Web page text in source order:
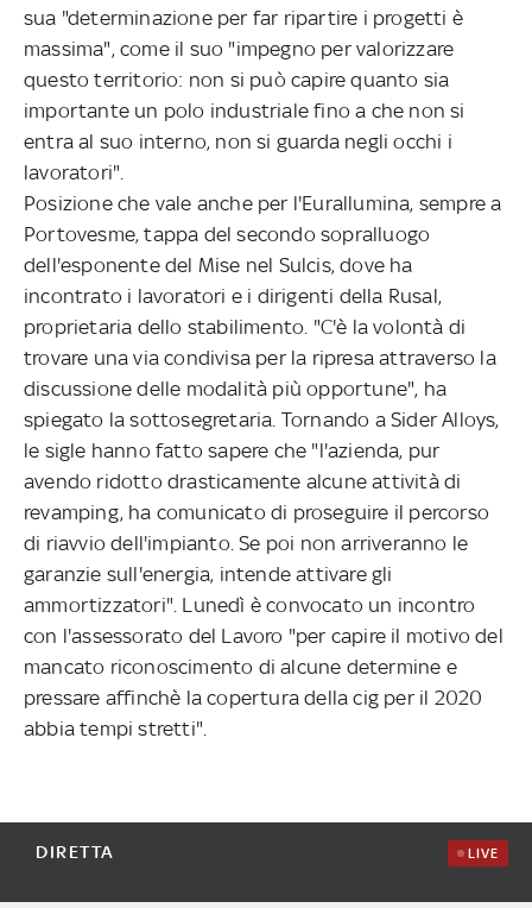
sua "determinazione per far ripartire i progetti è
massima", come il suo "impegno per valorizzare
questo territorio: non si può capire quanto sia
importante un polo industriale fino a che non si
entra al suo interno, non si guarda negli occhi i
lavoratori".
Posizione che vale anche per l'Eurallumina, sempre a
Portovesme, tappa del secondo sopralluogo
dell'esponente del Mise nel Sulcis, dove ha
incontrato i lavoratori e i dirigenti della Rusal,
proprietaria dello stabilimento. "C'è la volontà di
trovare una via condivisa per la ripresa attraverso la
discussione delle modalità più opportune", ha
spiegato la sottosegretaria. Tornando a Sider Alloys,
le sigle hanno fatto sapere che "l'azienda, pur
avendo ridotto drasticamente alcune attività di
revamping, ha comunicato di proseguire il percorso
di riavvio dell'impianto. Se poi non arriveranno le
garanzie sull'energia, intende attivare gli
ammortizzatori". Lunedì è convocato un incontro
con l'assessorato del Lavoro "per capire il motivo del
mancato riconoscimento di alcune determine e
pressare affinchè la copertura della cig per il 2020
abbia tempi stretti".
DIRETTA LIVE